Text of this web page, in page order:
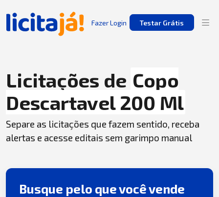
Fazer Login Testar Grátis
Licitações de Copo
Descartavel 200 Ml
Separe as licitações que fazem sentido, receba
alertas e acesse editais sem garimpo manual
Busque pelo que você vende